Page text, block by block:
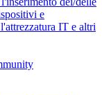
e
IT e altri